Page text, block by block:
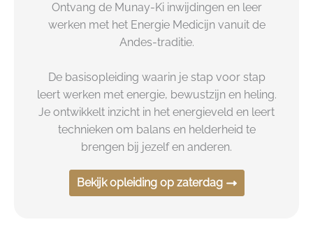
Ontvang de Munay-Ki inwijdingen en leer
werken met het Energie Medicijn vanuit de
Andes-traditie.
De basisopleiding waarin je stap voor stap
leert werken met energie, bewustzijn en heling.
Je ontwikkelt inzicht in het energieveld en leert
technieken om balans en helderheid te
brengen bij jezelf en anderen.
Bekijk opleiding op zaterdag